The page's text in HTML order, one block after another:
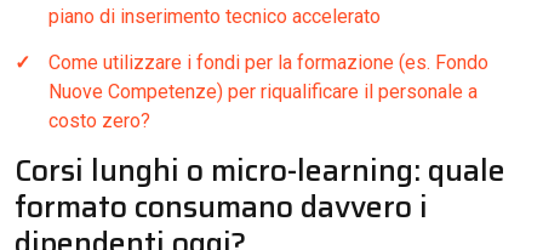
piano di inserimento tecnico accelerato
Come utilizzare i fondi per la formazione (es. Fondo
Nuove Competenze) per riqualificare il personale a
costo zero?
Corsi lunghi o micro-learning: quale
formato consumano davvero i